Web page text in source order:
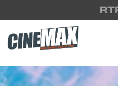
Saltar para o conteúdo principal